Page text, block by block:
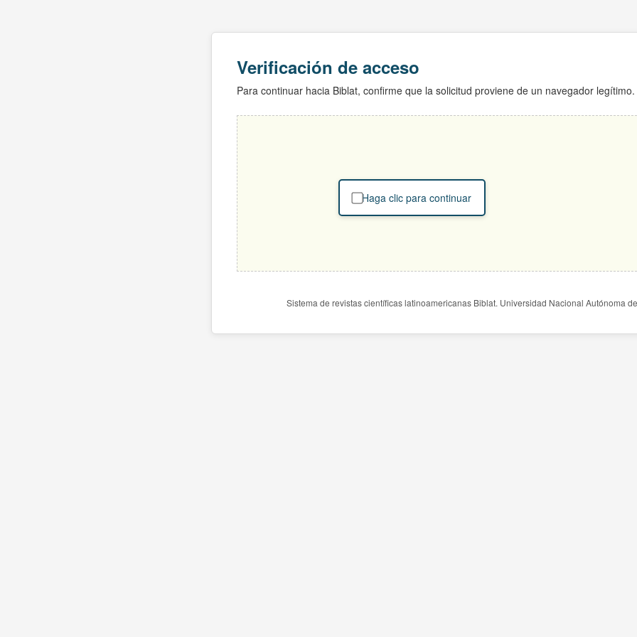
Verificación de acceso
Para continuar hacia Biblat, confirme que la solicitud proviene de un navegador legítimo.
Haga clic para continuar
Sistema de revistas científicas latinoamericanas Biblat. Universidad Nacional Autónoma